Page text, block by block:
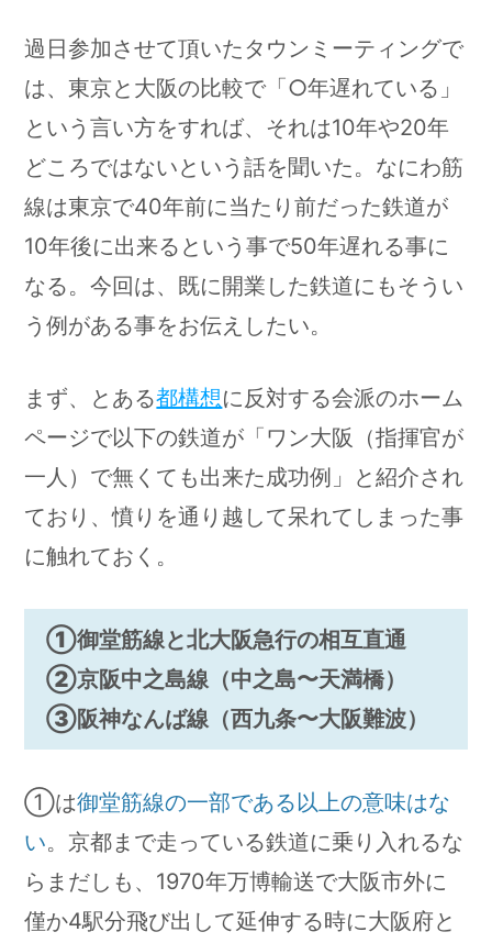
過日参加させて頂いたタウンミーティングで
は、東京と大阪の比較で「○年遅れている」
という言い方をすれば、それは10年や20年
どころではないという話を聞いた。なにわ筋
線は東京で40年前に当たり前だった鉄道が
10年後に出来るという事で50年遅れる事に
なる。今回は、既に開業した鉄道にもそうい
う例がある事をお伝えしたい。
まず、とある都構想に反対する会派のホーム
ページで以下の鉄道が「ワン大阪（指揮官が
一人）で無くても出来た成功例」と紹介され
ており、憤りを通り越して呆れてしまった事
に触れておく。
①御堂筋線と北大阪急行の相互直通
②京阪中之島線（中之島〜天満橋）
③阪神なんば線（西九条〜大阪難波）
①は御堂筋線の一部である以上の意味はな
い。京都まで走っている鉄道に乗り入れるな
らまだしも、1970年万博輸送で大阪市外に
僅か4駅分飛び出して延伸する時に大阪府と